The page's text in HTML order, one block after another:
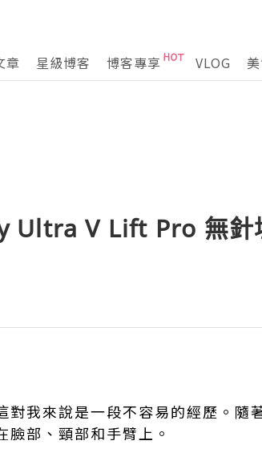
章 星級博客 博客專享 VLOG
Ultra V Lift Pro 無針
對我來說是一段不容易的經歷。隨
部、頸部和手臂上。